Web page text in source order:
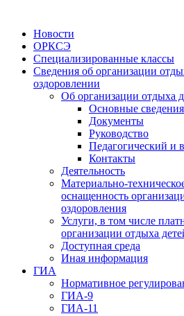
Новости
ОРКСЭ
Специализированные классы
Сведения об организации
оздоровлении
Об организации отдыха
Основные сведения
Документы
Руководство
Педагогический и
Контакты
Деятельность
Материально-
оснащенность
оздоровления
Услуги, в том числе
организации отдыха
Доступная среда
Иная информация
ГИА
Нормативное
ГИА-9
ГИА-11